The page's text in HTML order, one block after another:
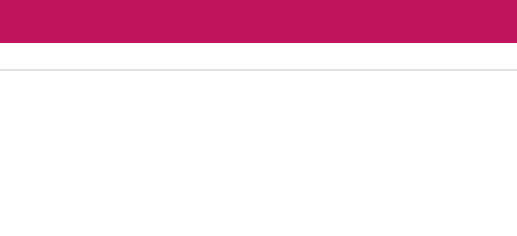
باب المندب.. هل تتصاعد تهديدات الملاحة في البحر الأحمر؟